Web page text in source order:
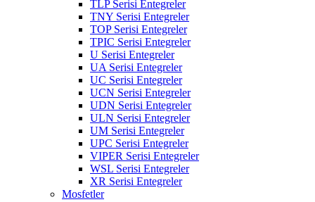
TLP Serisi Entegreler
TNY Serisi Entegreler
TOP Serisi Entegreler
TPIC Serisi Entegreler
U Serisi Entegreler
UA Serisi Entegreler
UC Serisi Entegreler
UCN Serisi Entegreler
UDN Serisi Entegreler
ULN Serisi Entegreler
UM Serisi Entegreler
UPC Serisi Entegreler
VIPER Serisi Entegreler
WSL Serisi Entegreler
XR Serisi Entegreler
Mosfetler